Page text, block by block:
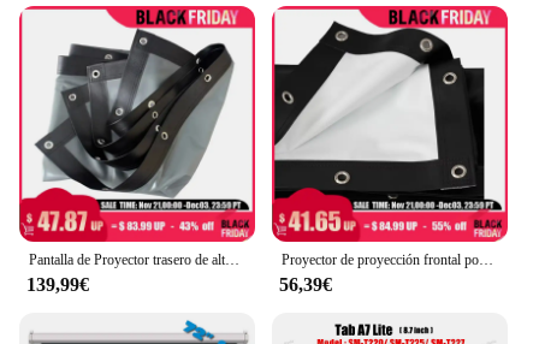
Pantalla de Proyector trasero de alta ganancia, tela sin marco, pantalla de PVC, cortina de Proyector 16:9/4:3 opcional para cine en casa al aire libre 3D 4K
139,99€
Proyector de proyección frontal portátil, Pantalla de proyección frontal de alto contraste, Simple, tela sin marco, Pantalla con ojales, blanco mate, 4K
56,39€